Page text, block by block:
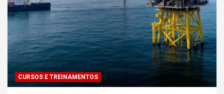
CURSOS E TREINAMENTOS